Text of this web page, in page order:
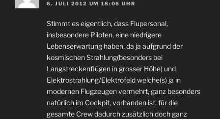
6. JULI 2012 UM 18:06 UHR
Stimmt es eigentlich, dass Flupersonal,
insbesondere Piloten, eine niedrigere
Lebenserwartung haben, da ja aufgrund der
kosmischen Strahlung(besonders bei
Langstreckenflügen in grosser Höhe) und
Elektrostrahlung/Elektrofeld welche(s) ja in
modernen Flugzeugen vermehrt, ganz besonders
natürlich im Cockpit, vorhanden ist, für die
gesamte Crew dadurch zusätzlich doch ganz